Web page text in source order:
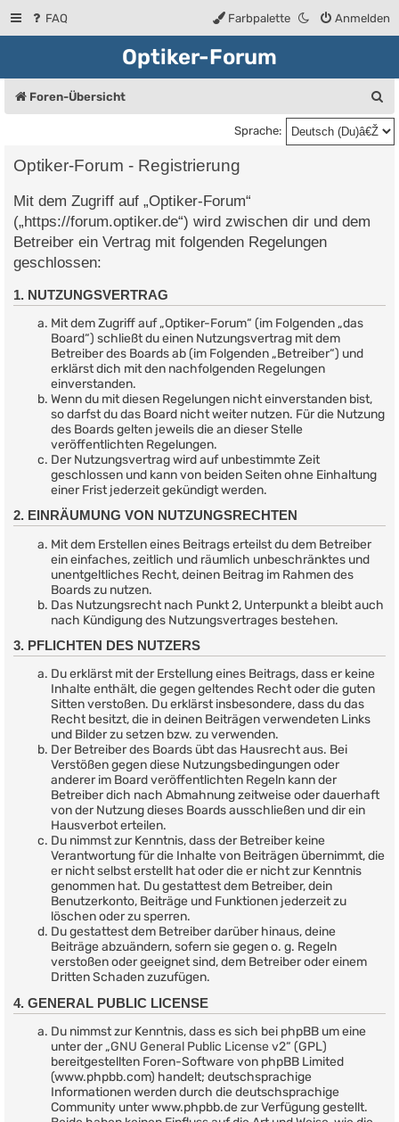
FAQ Anmelden
Farbpalette
Optiker-Forum
Foren-Übersicht
u
c
Sprache:
Optiker-Forum - Registrierung
Mit dem Zugriff auf „Optiker-Forum“
(„https://forum.optiker.de“) wird zwischen dir und dem
Betreiber ein Vertrag mit folgenden Regelungen
geschlossen:
1. NUTZUNGSVERTRAG
Mit dem Zugriff auf „Optiker-Forum“ (im Folgenden „das
Board“) schließt du einen Nutzungsvertrag mit dem
Betreiber des Boards ab (im Folgenden „Betreiber“) und
erklärst dich mit den nachfolgenden Regelungen
einverstanden.
Wenn du mit diesen Regelungen nicht einverstanden bist,
so darfst du das Board nicht weiter nutzen. Für die Nutzung
des Boards gelten jeweils die an dieser Stelle
veröffentlichten Regelungen.
Der Nutzungsvertrag wird auf unbestimmte Zeit
geschlossen und kann von beiden Seiten ohne Einhaltung
einer Frist jederzeit gekündigt werden.
2. EINRÄUMUNG VON NUTZUNGSRECHTEN
Mit dem Erstellen eines Beitrags erteilst du dem Betreiber
ein einfaches, zeitlich und räumlich unbeschränktes und
unentgeltliches Recht, deinen Beitrag im Rahmen des
Boards zu nutzen.
Das Nutzungsrecht nach Punkt 2, Unterpunkt a bleibt auch
nach Kündigung des Nutzungsvertrages bestehen.
3. PFLICHTEN DES NUTZERS
Du erklärst mit der Erstellung eines Beitrags, dass er keine
Inhalte enthält, die gegen geltendes Recht oder die guten
Sitten verstoßen. Du erklärst insbesondere, dass du das
Recht besitzt, die in deinen Beiträgen verwendeten Links
und Bilder zu setzen bzw. zu verwenden.
Der Betreiber des Boards übt das Hausrecht aus. Bei
Verstößen gegen diese Nutzungsbedingungen oder
anderer im Board veröffentlichten Regeln kann der
Betreiber dich nach Abmahnung zeitweise oder dauerhaft
von der Nutzung dieses Boards ausschließen und dir ein
Hausverbot erteilen.
Du nimmst zur Kenntnis, dass der Betreiber keine
Verantwortung für die Inhalte von Beiträgen übernimmt, die
er nicht selbst erstellt hat oder die er nicht zur Kenntnis
genommen hat. Du gestattest dem Betreiber, dein
Benutzerkonto, Beiträge und Funktionen jederzeit zu
löschen oder zu sperren.
Du gestattest dem Betreiber darüber hinaus, deine
Beiträge abzuändern, sofern sie gegen o. g. Regeln
verstoßen oder geeignet sind, dem Betreiber oder einem
Dritten Schaden zuzufügen.
4. GENERAL PUBLIC LICENSE
Du nimmst zur Kenntnis, dass es sich bei phpBB um eine
unter der „GNU General Public License v2“ (GPL)
bereitgestellten Foren-Software von phpBB Limited
(www.phpbb.com) handelt; deutschsprachige
Informationen werden durch die deutschsprachige
Community unter www.phpbb.de zur Verfügung gestellt.